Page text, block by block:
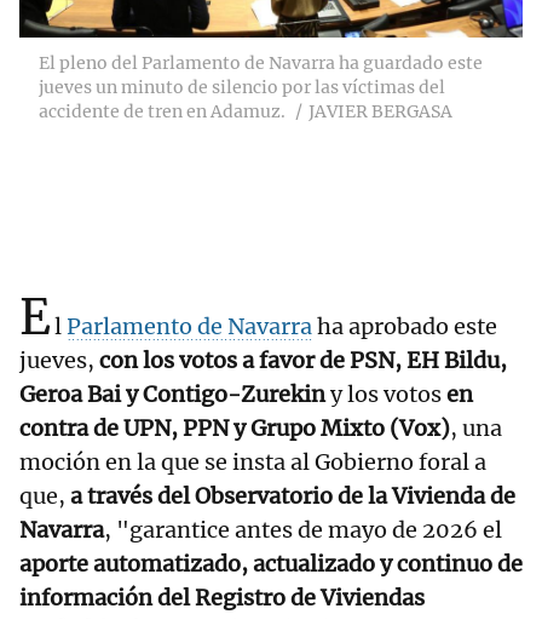
El pleno del Parlamento de Navarra ha guardado este
jueves un minuto de silencio por las víctimas del
accidente de tren en Adamuz.
JAVIER BERGASA
ElParlamento de Navarraha aprobado este
jueves, con los votos a favor de PSN, EH Bildu,
Geroa Bai y Contigo-Zurekiny los votosen
contra de UPN, PPN y Grupo Mixto (Vox), una
moción en la que se insta al Gobierno foral a
que, a través del Observatorio de la Vivienda de
Navarra, "garantice antes de mayo de 2026 el
aporte automatizado, actualizado y continuo de
información del Registro de Viviendas